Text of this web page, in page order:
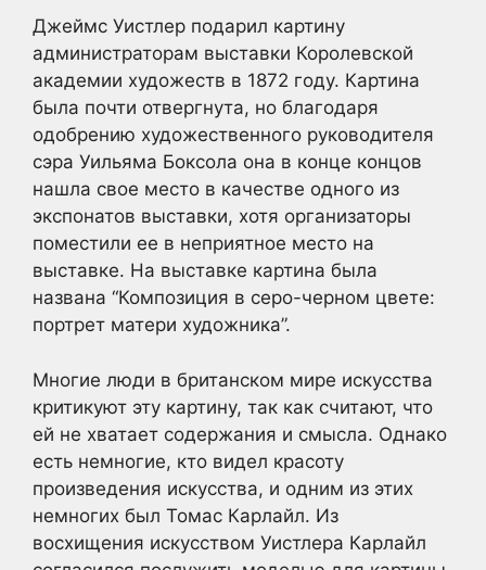
Джеймс Уистлер подарил картину
администраторам выставки Королевской
академии художеств в 1872 году. Картина
была почти отвергнута, но благодаря
одобрению художественного руководителя
сэра Уильяма Боксола она в конце концов
нашла свое место в качестве одного из
экспонатов выставки, хотя организаторы
поместили ее в неприятное место на
выставке. На выставке картина была
названа “Композиция в серо-черном цвете:
портрет матери художника”.
Многие люди в британском мире искусства
критикуют эту картину, так как считают, что
ей не хватает содержания и смысла. Однако
есть немногие, кто видел красоту
произведения искусства, и одним из этих
немногих был Томас Карлайл. Из
восхищения искусством Уистлера Карлайл